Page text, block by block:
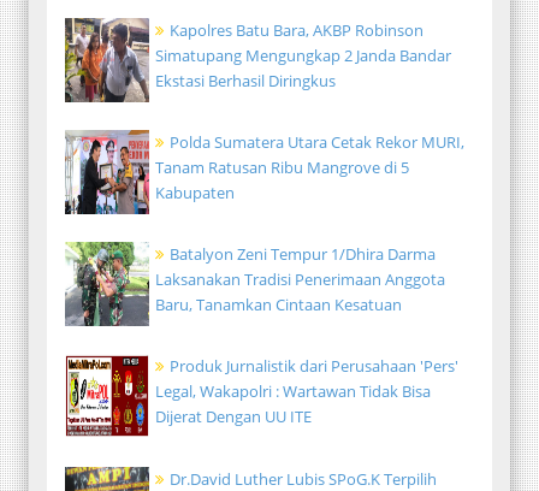
Kapolres Batu Bara, AKBP Robinson
Simatupang Mengungkap 2 Janda Bandar
Ekstasi Berhasil Diringkus
Polda Sumatera Utara Cetak Rekor MURI,
Tanam Ratusan Ribu Mangrove di 5
Kabupaten
Batalyon Zeni Tempur 1/Dhira Darma
Laksanakan Tradisi Penerimaan Anggota
Baru, Tanamkan Cintaan Kesatuan
Produk Jurnalistik dari Perusahaan 'Pers'
Legal, Wakapolri : Wartawan Tidak Bisa
Dijerat Dengan UU ITE
Dr.David Luther Lubis SPoG.K Terpilih